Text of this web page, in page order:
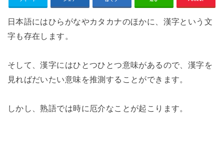
日本語にはひらがなやカタカナのほかに、漢字という文
字も存在します。
そして、漢字にはひとつひとつ意味があるので、漢字を
見ればだいたい意味を推測することができます。
しかし、熟語では時に厄介なことが起こります。